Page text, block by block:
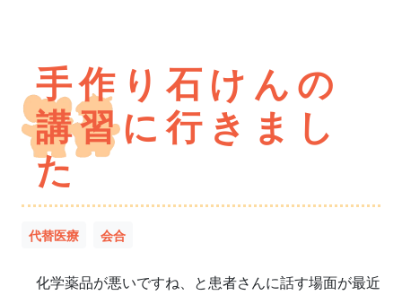
手作り石けんの
講習に行きまし
た
代替医療 会合
化学薬品が悪いですね、と患者さんに話す場面が最近